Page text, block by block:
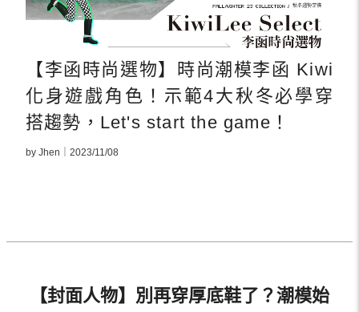
【李函時尚選物】時尚潮模李函 Kiwi
化身遊戲角色！示範4大秋冬必學穿
搭趨勢，Let's start the game！
by Jhen｜2023/11/08
【封面人物】別再穿厚底鞋了？潮模始